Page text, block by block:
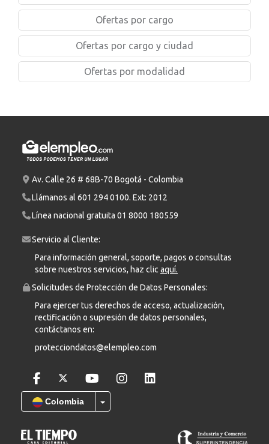
Ofertas por cargo
Ofertas por cargo y ciudad
Ofertas por modalidad
Av. Calle 26 # 68B-70 Bogotá - Colombia
Llámanos al 601 294 0100. Ext: 2012
Línea nacional gratuita 01 8000 180559
Servicio al Cliente:
Para información general, soporte, pagos o consultas
sobre nuestros servicios, haz clicaquí.
Solicitudes de Protección de Datos Personales:
Para ejercer tus derechos de acceso, actualización,
rectificación o supresión de datos personales,
contáctanos en:
protecciondatos@elempleo.com
Colombia